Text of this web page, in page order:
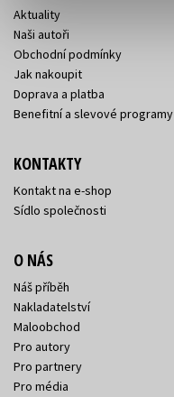
Aktuality
Naši autoři
Obchodní podmínky
Jak nakoupit
Doprava a platba
Benefitní a slevové programy
KONTAKTY
Kontakt na e-shop
Sídlo společnosti
O NÁS
Náš příběh
Nakladatelství
Maloobchod
Pro autory
Pro partnery
Pro média